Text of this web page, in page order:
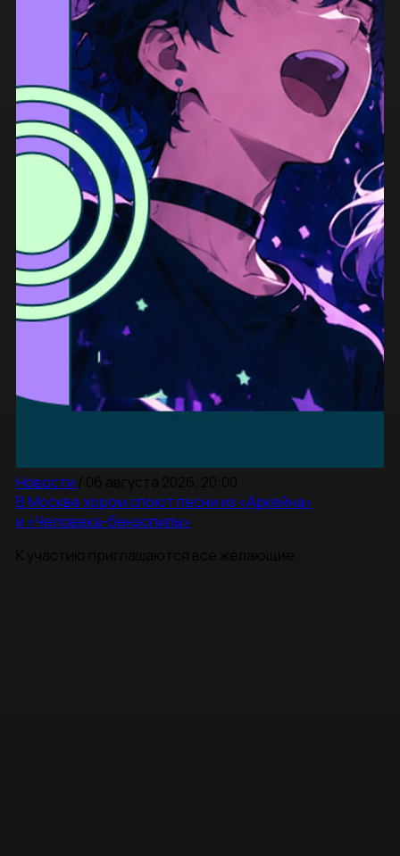
Новости
В Москве хором споют песни из «Аркейна»
и «Человека-бензопилы»